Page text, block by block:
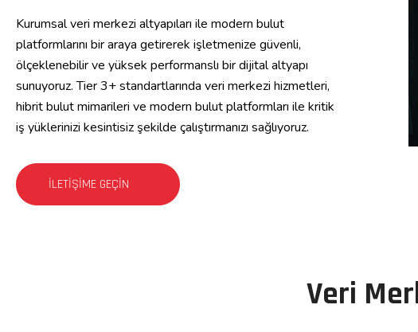
Kurumsal veri merkezi altyapıları ile modern bulut
platformlarını bir araya getirerek işletmenize güvenli,
ölçeklenebilir ve yüksek performanslı bir dijital altyapı
sunuyoruz. Tier 3+ standartlarında veri merkezi hizmetleri,
hibrit bulut mimarileri ve modern bulut platformları ile kritik
iş yüklerinizi kesintisiz şekilde çalıştırmanızı sağlıyoruz.
İLETIŞIME GEÇIN
Veri